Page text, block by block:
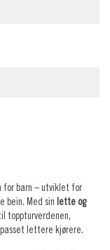
for barn – utviklet for
bein. Med sin lette og
toppturverdenen,
lettere kjørere.